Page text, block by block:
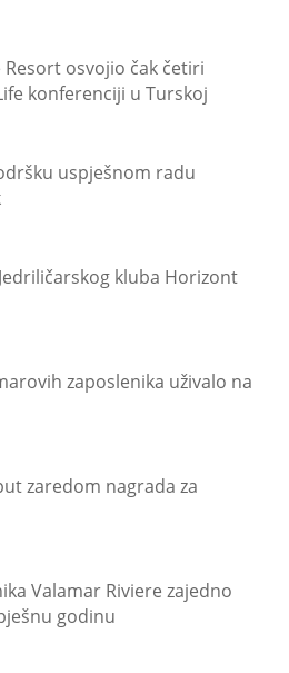
Resort osvojio čak četiri
konferenciji u Turskoj
uspješnom radu
kluba Horizont
zaposlenika uživalo na
zaredom nagrada za
Valamar Riviere zajedno
godinu